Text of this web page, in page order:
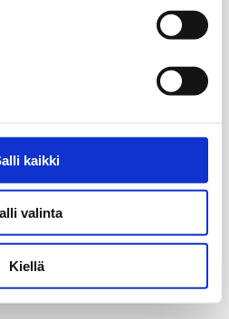
kaikki
valinta
Kiellä